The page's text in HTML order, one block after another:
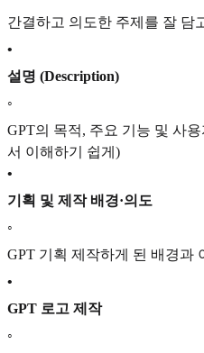
간결하고 의도한 주제를 잘 담
•
설명 (Description)
◦
GPT의 목적, 주요 기능 및 사
서 이해하기 쉽게)
•
기획 및 제작 배경·의도
◦
GPT 기획 제작하게 된 배경과
•
GPT 로고 제작
◦